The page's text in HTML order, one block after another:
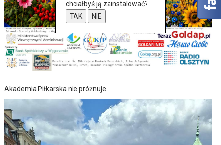
Akademia Piłkarska nie próżnuje
chciałbyś ją zainstalować?
TAK
NIE